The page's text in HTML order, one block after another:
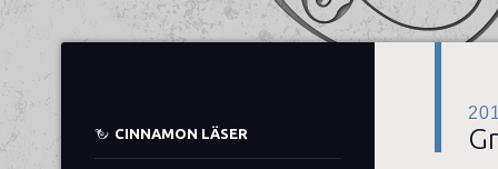
CINNAMON LÄSER